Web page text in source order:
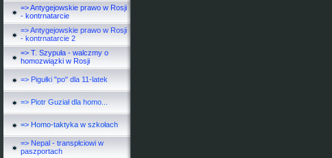
=> Antygejowskie prawo w Rosji
- kontrnatarcie
=> Antygejowskie prawo w Rosji
- kontrnatarcie 2
=> T. Szypuła - walczmy o
homozwiązki w Rosji
=> Pigułki "po" dla 11-latek
=> Piotr Guział dla homo...
=> Homo-taktyka w szkołach
=> Nepal - transpłciowi w
paszportach